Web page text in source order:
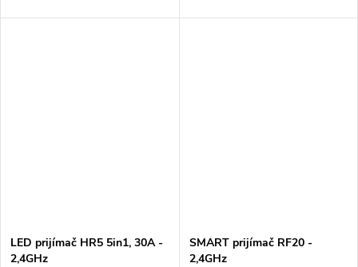
LED prijímač HR5 5in1, 30A -
2,4GHz
SMART prijímač RF20 -
2,4GHz